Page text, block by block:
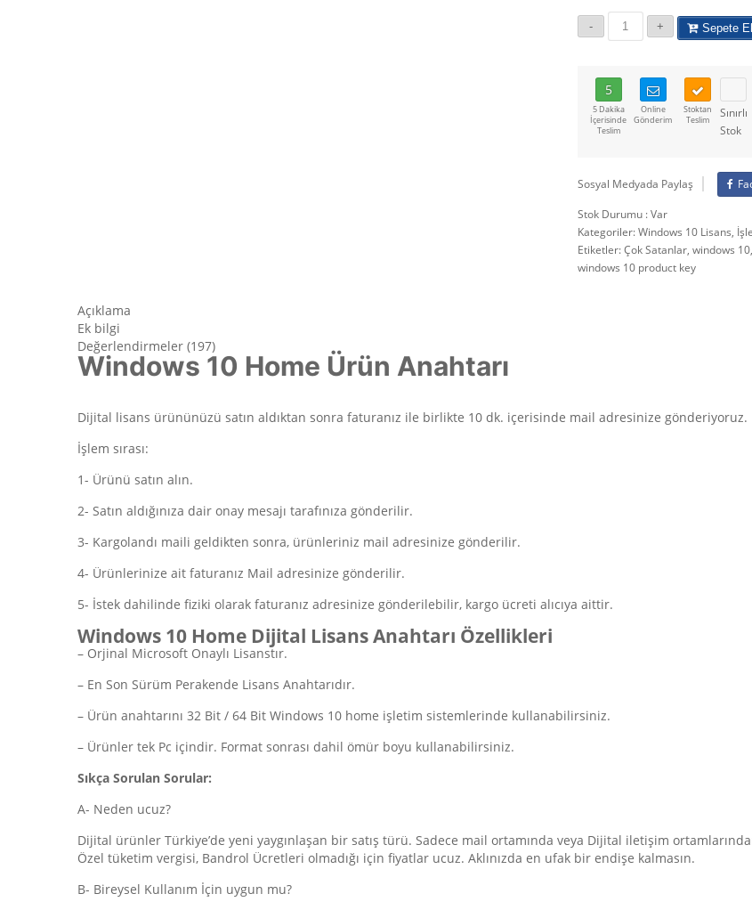
Sepete
5
5 Dakika
İçerisinde
Teslim
Online
Gönderim
Stoktan
Teslim
Sınırlı
Stok
Sosyal Medyada Paylaş
Stok Durumu : Var
Kategoriler:Windows 10 Lisans,
Etiketler:Çok Satanlar, windows 10,
windows 10 product key
Açıklama
Ek bilgi
Değerlendirmeler (197)
Windows 10 Home Ürün Anahtarı
Dijital lisans ürününüzü satın aldıktan sonra faturanız ile birlikte 10 dk. içerisinde mail adresinize gönderiyoruz.
İşlem sırası:
1- Ürünü satın alın.
2- Satın aldığınıza dair onay mesajı tarafınıza gönderilir.
3- Kargolandı maili geldikten sonra, ürünleriniz mail adresinize gönderilir.
4- Ürünlerinize ait faturanız Mail adresinize gönderilir.
5- İstek dahilinde fiziki olarak faturanız adresinize gönderilebilir, kargo ücreti alıcıya aittir.
Windows 10 Home Dijital Lisans Anahtarı Özellikleri
– Orjinal Microsoft Onaylı Lisanstır.
– En Son Sürüm Perakende Lisans Anahtarıdır.
– Ürün anahtarını 32 Bit / 64 Bit Windows 10 home işletim sistemlerinde kullanabilirsiniz.
– Ürünler tek Pc içindir. Format sonrası dahil ömür boyu kullanabilirsiniz.
Sıkça Sorulan Sorular:
A- Neden ucuz?
Dijital ürünler Türkiye’de yeni yaygınlaşan bir satış türü. Sadece mail ortamında veya Dijital iletişim
Özel tüketim vergisi, Bandrol Ücretleri olmadığı için fiyatlar ucuz. Aklınızda en ufak bir endişe kalmasın.
B- Bireysel Kullanım İçin uygun mu?